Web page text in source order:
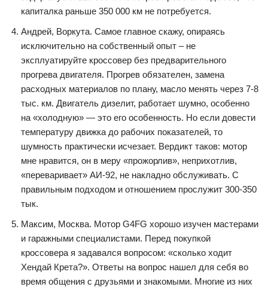
капиталка раньше 350 000 км не потребуется.
Андрей, Воркута. Самое главное скажу, опираясь
исключительно на собственный опыт – не
эксплуатируйте кроссовер без предварительного
прогрева двигателя. Прогрев обязателен, замена
расходных материалов по плану, масло менять через 7-8
тыс. км. Двигатель дизелит, работает шумно, особенно
на «холодную» — это его особенность. Но если довести
температуру движка до рабочих показателей, то
шумность практически исчезает. Вердикт таков: мотор
мне нравится, он в меру «прожорлив», неприхотлив,
«переваривает» АИ-92, не накладно обслуживать. С
правильным подходом и отношением прослужит 300-350
тык.
Максим, Москва. Мотор G4FG хорошо изучен мастерами
и гаражными специалистами. Перед покупкой
кроссовера я задавался вопросом: «сколько ходит
Хендай Крета?». Ответы на вопрос нашел для себя во
время общения с друзьями и знакомыми. Многие из них